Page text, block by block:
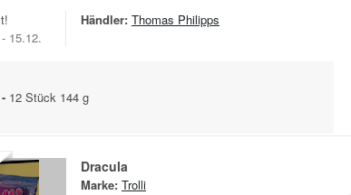
15.12.
Händler: Thomas Philipps
12 Stück 144 g
Dracula
Marke: Trolli